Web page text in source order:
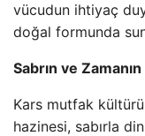
vücudun ihtiyaç
doğal formunda
Sabrın ve
Kars mutfak
hazinesi, sabırla